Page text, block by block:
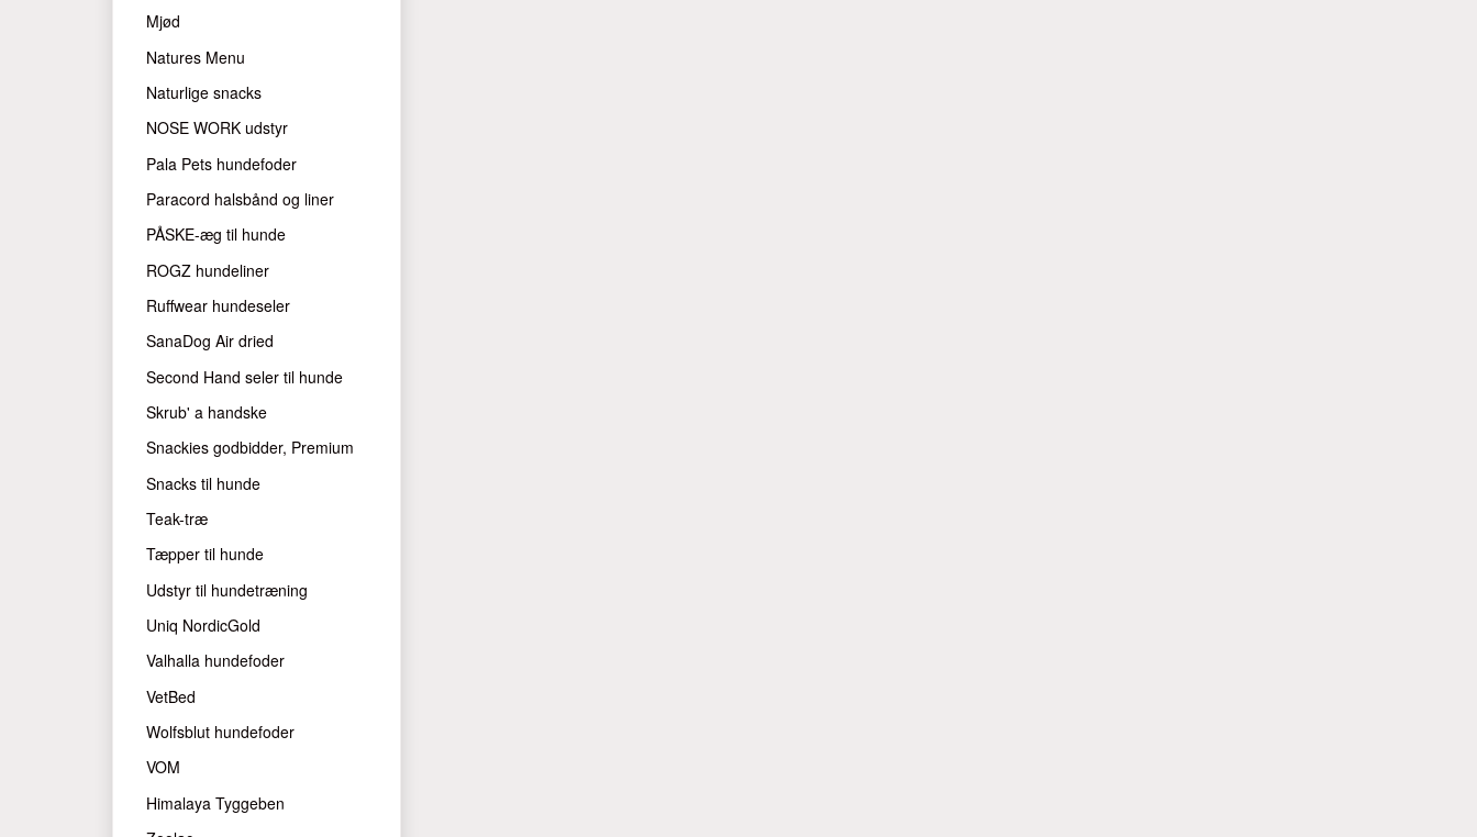
Mjød
Natures Menu
Naturlige snacks
NOSE WORK udstyr
Pala Pets hundefoder
Paracord halsbånd og liner
PÅSKE-æg til hunde
ROGZ hundeliner
Ruffwear hundeseler
SanaDog Air dried
Second Hand seler til hunde
Skrub' a handske
Snackies godbidder, Premium
Snacks til hunde
Teak-træ
Tæpper til hunde
Udstyr til hundetræning
Uniq NordicGold
Valhalla hundefoder
VetBed
Wolfsblut hundefoder
VOM
Himalaya Tyggeben